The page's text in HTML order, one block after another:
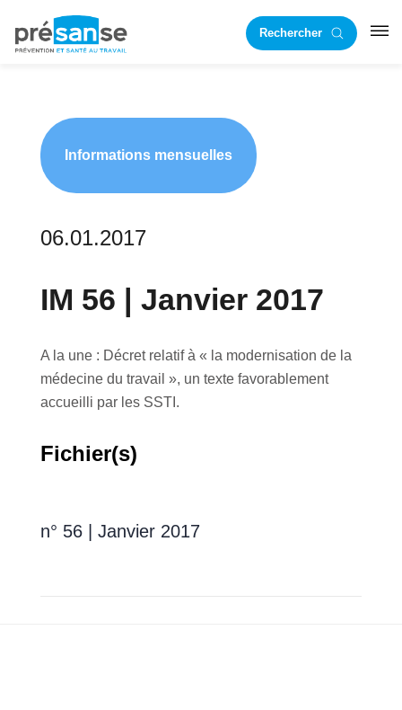
principale
RechercherRST
Informations mensuelles
06.01.2017
IM 56 | Janvier 2017
A la une : Décret relatif à « la modernisation de la
médecine du travail », un texte favorablement
accueilli par les SSTI.
Fichier(s)
n° 56 | Janvier 2017